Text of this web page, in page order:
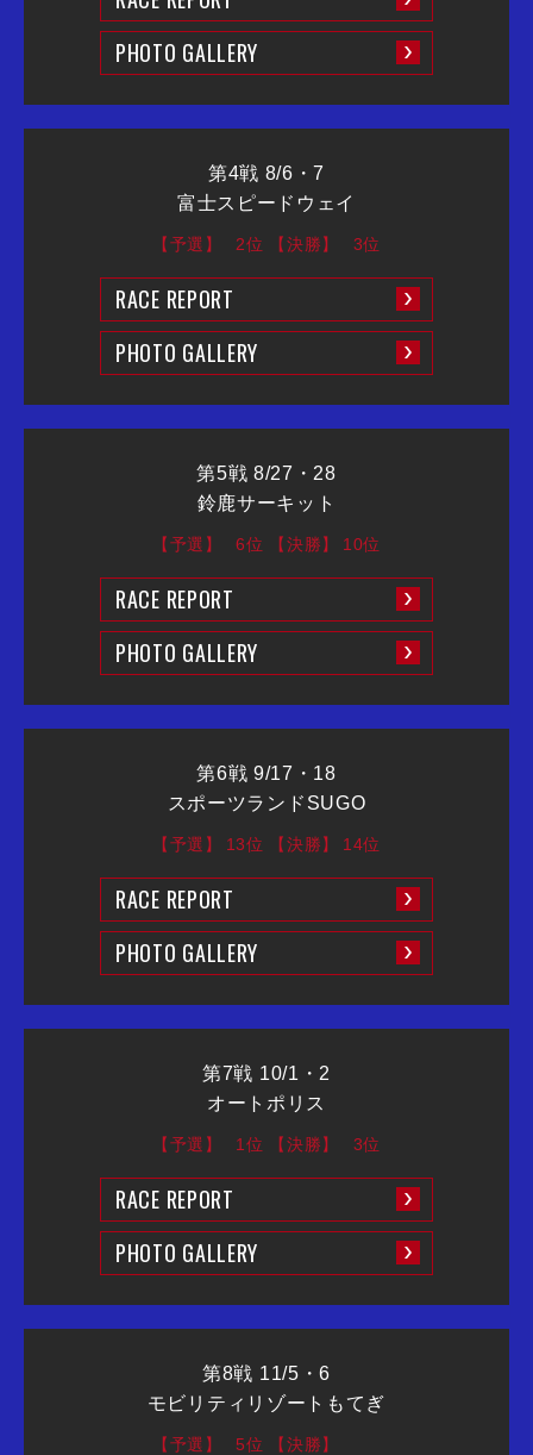
PHOTO GALLERY
第4戦 8/6・7
富士スピードウェイ
【予選】 2位 【決勝】 3位
RACE REPORT
PHOTO GALLERY
第5戦 8/27・28
鈴鹿サーキット
【予選】 6位 【決勝】 10位
RACE REPORT
PHOTO GALLERY
第6戦 9/17・18
スポーツランドSUGO
【予選】 13位 【決勝】 14位
RACE REPORT
PHOTO GALLERY
第7戦 10/1・2
オートポリス
【予選】 1位 【決勝】 3位
RACE REPORT
PHOTO GALLERY
第8戦 11/5・6
モビリティリゾートもてぎ
【予選】 5位 【決勝】